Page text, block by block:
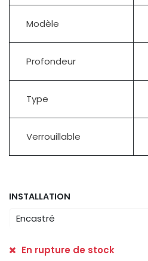
Modèle
Profondeur
Type
Verrouillable
INSTALLATION
En rupture de stock